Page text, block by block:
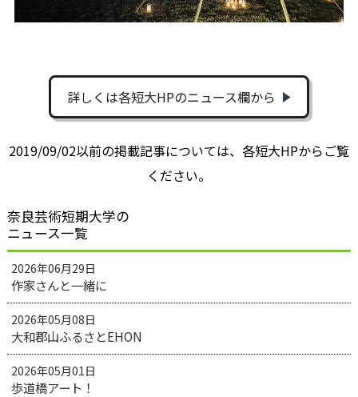
詳しくは各短大HPのニュース欄から
2019/09/02以前の掲載記事については、各短大HPからご覧
ください。
奈良芸術短期大学の
ニュース一覧
2026年06月29日
作家さんと一緒に
2026年05月08日
大和郡山ふるさとEHON
2026年05月01日
歩道橋アート！